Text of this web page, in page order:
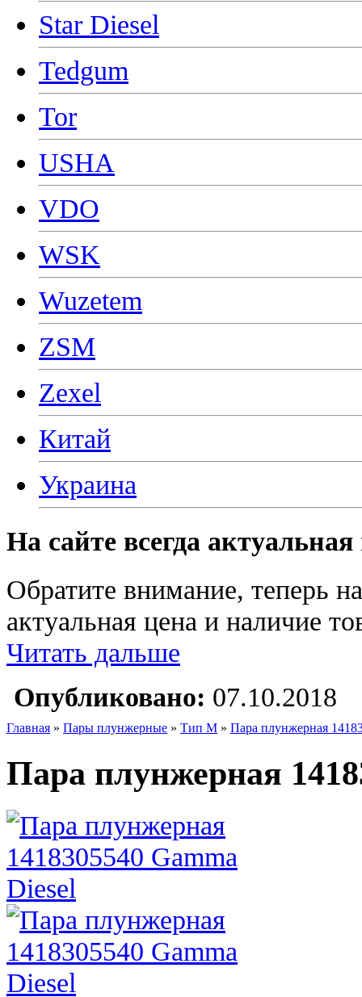
Star Diesel
Tedgum
Tor
USHA
VDO
WSK
Wuzetem
ZSM
Zexel
Китай
Украина
На сайте всегда
Обратите внимание, теперь
актуальная цена и наличие
Читать дальше
Опубликовано: 07.10.2018
Главная » Пары плунжерные » Тип M » Пара плунжерная
Пара плунжерная